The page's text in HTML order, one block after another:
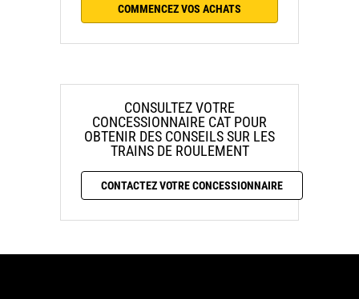
COMMENCEZ VOS ACHATS
CONSULTEZ VOTRE
CONCESSIONNAIRE CAT POUR
OBTENIR DES CONSEILS SUR LES
TRAINS DE ROULEMENT
CONTACTEZ VOTRE CONCESSIONNAIRE